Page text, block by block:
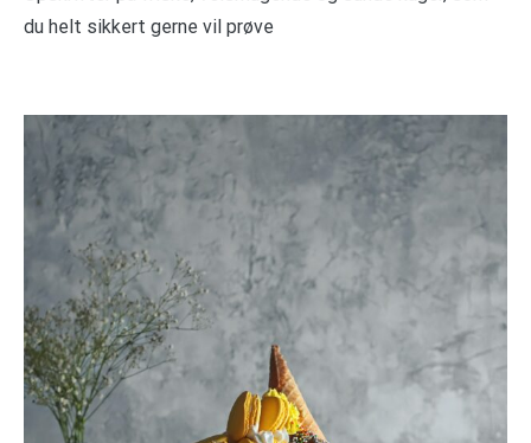
du helt sikkert gerne vil prøve